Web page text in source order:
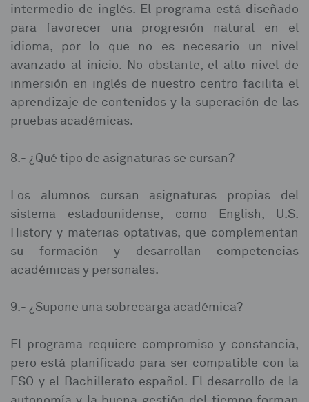
intermedio de inglés. El programa está diseñado
para favorecer una progresión natural en el
idioma, por lo que no es necesario un nivel
avanzado al inicio. No obstante, el alto nivel de
inmersión en inglés de nuestro centro facilita el
aprendizaje de contenidos y la superación de las
pruebas académicas.⁣
8.- ¿Qué tipo de asignaturas se cursan?⁣
Los alumnos cursan asignaturas propias del
sistema estadounidense, como English, U.S.
History y materias optativas, que complementan
su formación y desarrollan competencias
académicas y personales.⁣
9.- ¿Supone una sobrecarga académica?⁣
El programa requiere compromiso y constancia,
pero está planificado para ser compatible con la
ESO y el Bachillerato español. El desarrollo de la